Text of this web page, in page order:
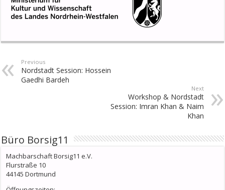
Previous
Nordstadt Session: Hossein
Gaedhi Bardeh
Next
Workshop & Nordstadt
Session: Imran Khan & Naim
Khan
Büro Borsig11
Machbarschaft Borsig11 e.V.
Flurstraße 10
44145 Dortmund